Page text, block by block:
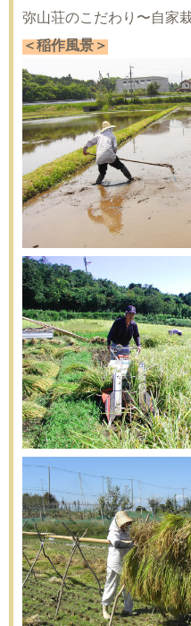
弥山荘のこだわり〜自家
＜稲作風景＞